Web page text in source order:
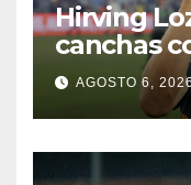
Hirving
canchas
AGOSTO 6,